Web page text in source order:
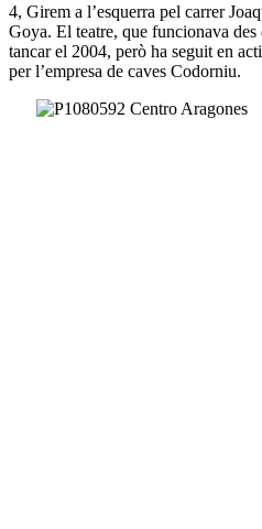
4, Girem a l’esquerra pel carrer
Goya. El teatre, que funcionava des
tancar el 2004, però ha seguit en
per l’empresa de caves Codorniu.